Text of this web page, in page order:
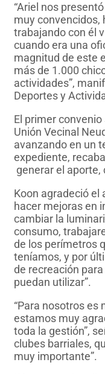
“Ariel nos
muy convencidos,
trabajando con él
cuando era una
magnitud de este
más de 1.000
actividades”,
Deportes y
El primer
Unión Vecinal
avanzando en un
expediente,
generar el aporte,
Koon agradeció el
hacer mejoras en
cambiar la
consumo,
de los perímetros
teníamos, y por
de recreación
puedan utilizar”.
“Para nosotros es
estamos muy
toda la gestión”,
clubes barriales,
muy importante”.